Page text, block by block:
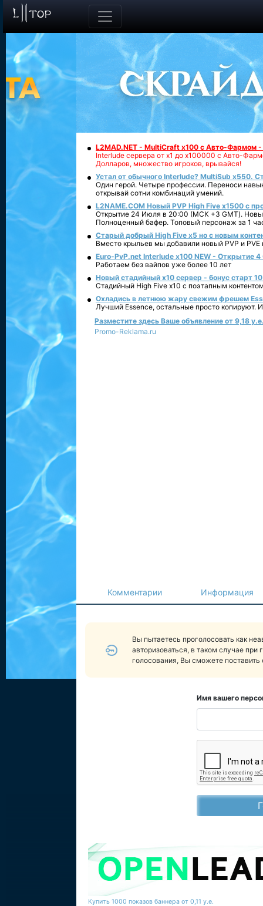
L2MAD.NET - MultiCraft x100 с Авто-Фармом
Interlude сервера от х1 до х100000 с Авто-
Долларов, множество игроков, врывайся!
Устал от обычного Interlude? MultiSub x550.
Один герой. Четыре профессии. Переноси
открывай сотни комбинаций умений.
L2NAME.COM Новый PVP High Five x1500 с
Открытие 24 Июля в 20:00 (МСК +3 GMT).
Полноценный бафер. Топовый персонаж за 1
Старый добрый High Five x5 но с новым
Вместо крыльев мы добавили новый PVP и PVE
Euro-PvP.net Interlude х100 NEW - Открытие 4
Работаем без вайпов уже более 10 лет
Новый стадийный х10 сервер - бонус старт
Стадийный High Five x10 с поэтапным
Охладись в летнюю жару свежим фрешем
Лучший Essence, остальные просто копируют.
Разместите здесь Ваше объявление от 9,18
Promo-Reklama.ru
Комментарии Информация
Вы пытаетесь проголосовать как
авторизоваться, в таком случае при
голосования, Вы сможете поставить
Имя вашего
Купить 1000 показов баннера от 0,11 у.е.